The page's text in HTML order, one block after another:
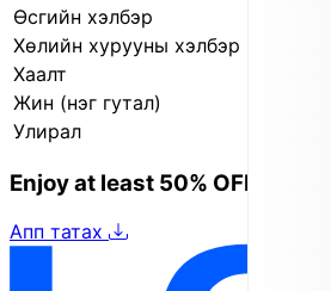
Өсгийн хэлбэр
Хөлийн хурууны хэлбэр
Хаалт
Жин (нэг гутал)
Улирал
2025
Enjoy at least 50% OFF Tokyo
Апп татах